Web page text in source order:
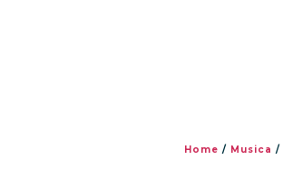
Home / Musica /